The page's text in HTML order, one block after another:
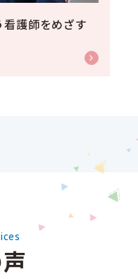
護師をめざす